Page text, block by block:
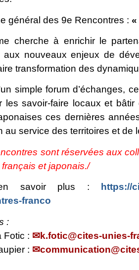
général des 9e Rencontres : «
cherche à enrichir le
aux nouveaux enjeux de
transformation des
simple forum d’échanges,
les savoir-faire locaux et
ces dernières
au service des territoires et de
sont réservées aux
et japonais./
savoir plus :
https://
franco
:
Fotic :
k.fotic@cites-unies-
: